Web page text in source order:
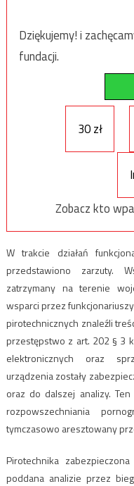
Dziękujemy! i
fundacji.
30 zł
Zobacz kto
W trakcie działań
przedstawiono zarzuty.
zatrzymany na terenie
wsparci przez
pirotechnicznych znaleźli
przestępstwo z art. 202 § 3
elektronicznych oraz
urządzenia zostały
oraz do dalszej analizy. Ten
rozpowszechniania
tymczasowo aresztowany
Pirotechnika
poddana analizie przez